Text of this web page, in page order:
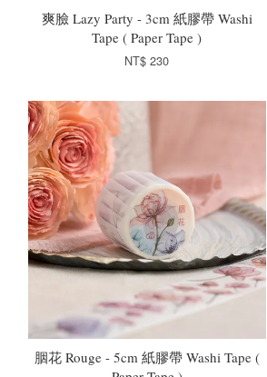
爽臉 Lazy Party - 3cm 紙膠帶 Washi
Tape ( Paper Tape )
NT$ 230
胭花 Rouge - 5cm 紙膠帶 Washi Tape (